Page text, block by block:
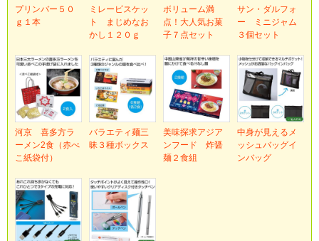
プリンバー５０
ｇ１本
ミレービスケッ
ト まじめなお
かし１２０ｇ
ボリューム満
点！大人気お菓
子７点セット
サン・ダルフォ
ー ミニジャム
３個セット
河京 喜多方ラ
ーメン2食（赤べ
こ紙袋付）
バラエティ麺三
昧３種ボックス
美味探求アジア
ンフード 炸醤
麺２食組
中身が見えるメ
ッシュバッグイ
ンバッグ